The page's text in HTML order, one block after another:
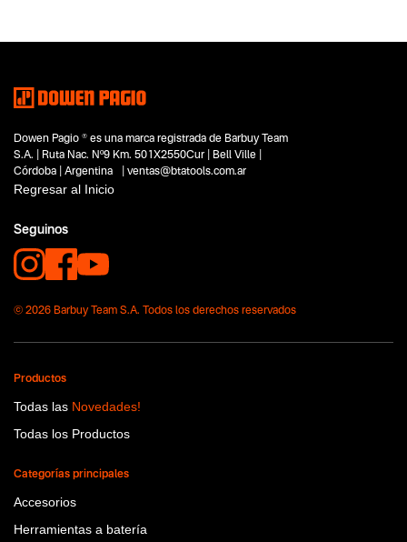
Dowen Pagio ® es una marca registrada de Barbuy Team
S.A. | Ruta Nac. Nº9 Km. 501X2550Cur | Bell Ville |
Córdoba | Argentina | ventas@btatools.com.ar
Regresar al Inicio
Seguinos
© 2026 Barbuy Team S.A. Todos los derechos reservados
Productos
Todas las Novedades!
Todas los Productos
Categorías principales
Accesorios
Herramientas a batería